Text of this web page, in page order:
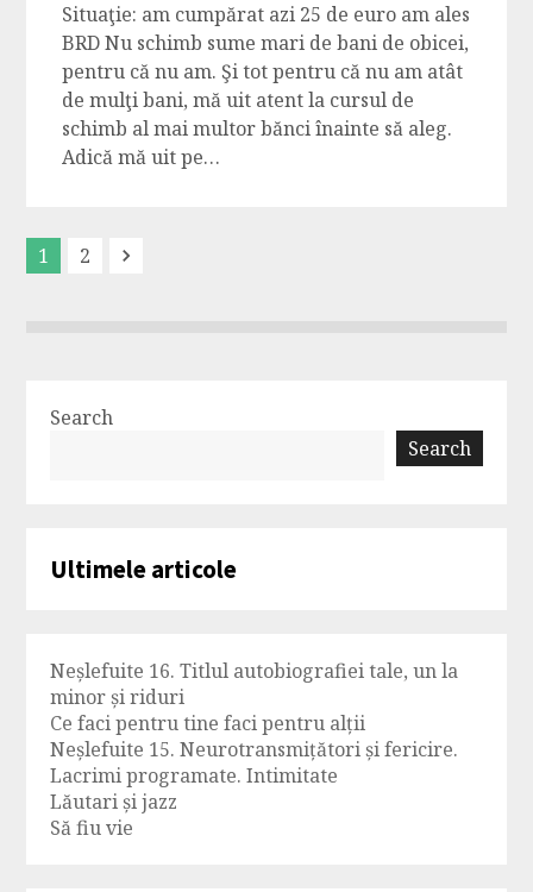
Situaţie: am cumpărat azi 25 de euro am ales
BRD Nu schimb sume mari de bani de obicei,
pentru că nu am. Şi tot pentru că nu am atât
de mulţi bani, mă uit atent la cursul de
schimb al mai multor bănci înainte să aleg.
Adică mă uit pe…
1 2 Next
Search
Search
Ultimele articole
Neșlefuite 16. Titlul autobiografiei tale, un la
minor și riduri
Ce faci pentru tine faci pentru alții
Neșlefuite 15. Neurotransmițători și fericire.
Lacrimi programate. Intimitate
Lăutari și jazz
Să fiu vie